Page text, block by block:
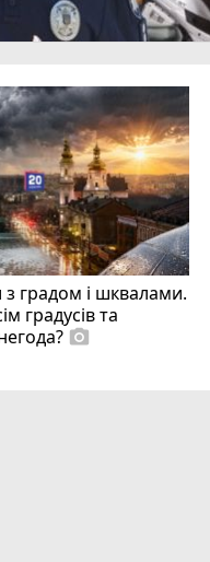
з градом і шквалами.
градусів та
photo_camera